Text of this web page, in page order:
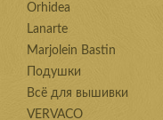
Orhidea
Lanarte
Marjolein Bastin
Подушки
Всё для вышивки
VERVACO